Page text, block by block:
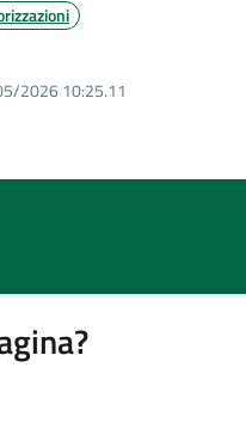
2026 10:25.11